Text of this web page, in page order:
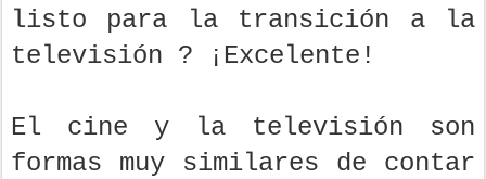
listo para la transición a la
televisión ? ¡Excelente!
El cine y la televisión son
formas muy similares de contar